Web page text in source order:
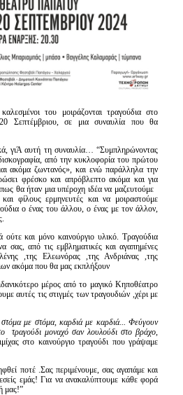
του μοιράζονται τραγούδια στο
Σεπτέμβριου, σε μια συναυλία που θα
γιΆ αυτή τη συναυλία… “Συμπληρώνοντας
από την κυκλοφορία του πρώτου
ακόμα ζωντανός», και ενώ παράλληλα την
φρέσκο και απρόβλεπτο ακόμα και για
θα ήταν μια υπέροχη ιδέα να μαζευτούμε
φίλους ερμηνευτές και να μοιραστούμε
ο ένας του άλλου, ο ένας με τον άλλον,
και μόνο καινούργιο υλικό. Τραγούδια
σας, από τις εμβληματικές και αγαπημένες
,της Ελεωνόρας ,της Ανδριάνας ,της
ακόμα που θα μας εκπλήξουν
μέρος από το μαγικό Κηποθέατρο
αυτές τις στιγμές των τραγουδιών ,χέρι με
στόμα με στόμα, καρδιά με καρδιά... Φεύγουν
τραγούδι μοναχό σαν λουλούδι στο βράχο
στο καινούργιο τραγούδι που γράψαμε
ποτέ .Σας περιμένουμε, σας αγαπάμε και
εμάς! Για να ανακαλύπτουμε κάθε φορά
μας!”